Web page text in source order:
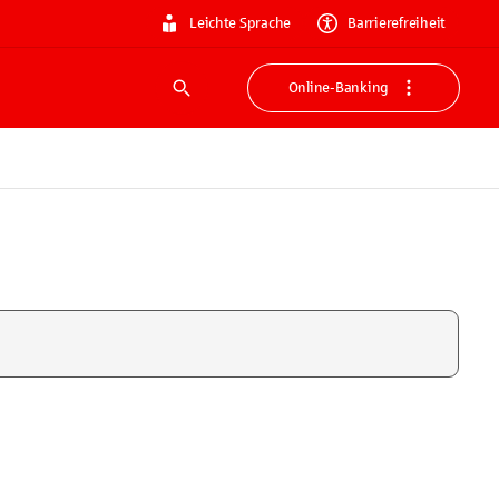
Leichte Sprache Barrierefreiheit
Suche
Online-Banking